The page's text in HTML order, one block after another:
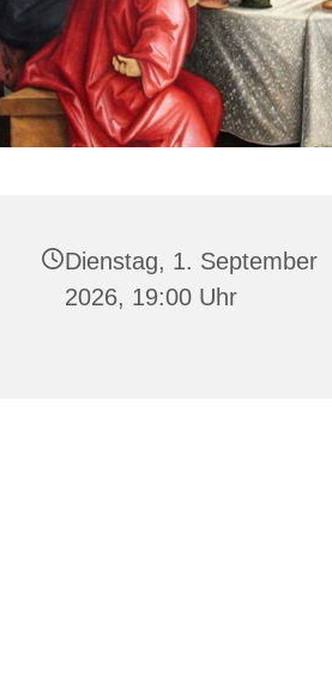
Dienstag, 1. September
2026, 19:00 Uhr